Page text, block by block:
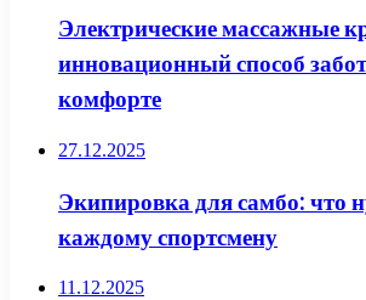
Электрические массажные
инновационный способ
комфорте
27.12.2025
Экипировка для самбо: что
каждому спортсмену
11.12.2025